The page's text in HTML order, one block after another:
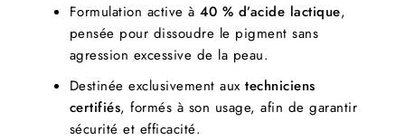
Formulation active à 40 % d’acide lactique,
pensée pour dissoudre le pigment sans
agression excessive de la peau.
Destinée exclusivement aux techniciens
certifiés, formés à son usage, afin de garantir
sécurité et efficacité.